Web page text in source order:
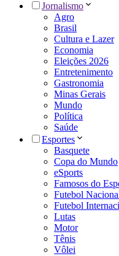
Jornalismo
Agro
Brasil
Cultura e Lazer
Economia
Eleições 2026
Entretenimento
Gastronomia
Minas Gerais
Mundo
Política
Saúde
Esportes
Basquete
Copa do Mundo
eSports
Famosos do
Futebol
Futebol
Lutas
Motor
Tênis
Vôlei